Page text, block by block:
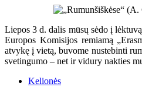
Liepos 3 d. dalis mūsų sėdo į
Europos Komisijos remiamą
atvykę į vietą, buvome nustebinti
svetingumo – net ir vidury nakties
Kelionės